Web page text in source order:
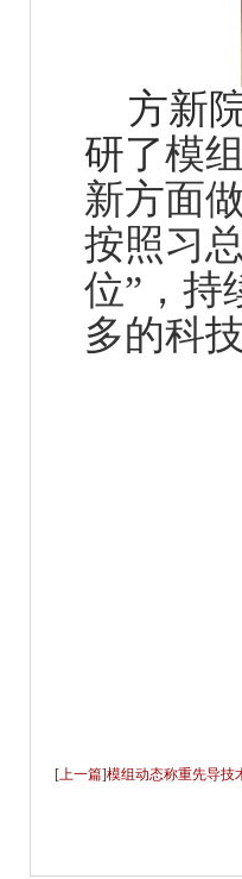
方新
研了模
新方面
按照习
位”，持
多的科
[上一篇]模组动态称重先导技